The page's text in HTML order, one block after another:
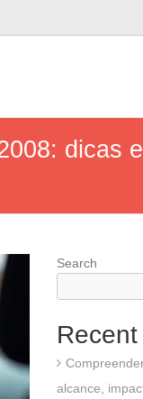
dicas
Search
alcance,